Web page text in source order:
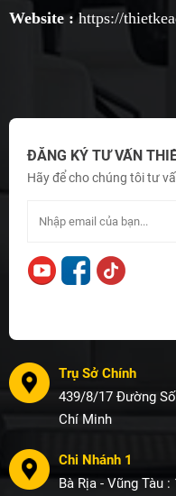
Website :https://
ĐĂNG KÝ TƯ VẤN
Hãy để cho chúng tôi tư
Trụ Sở Chính
439/8/17 Đường
Chí Minh
Chi Nhánh 1
Bà Rịa - Vũng Tàu